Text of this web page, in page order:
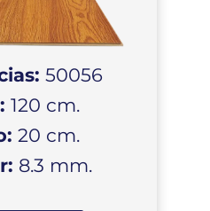
50056
120 cm.
20 cm.
8.3 mm.